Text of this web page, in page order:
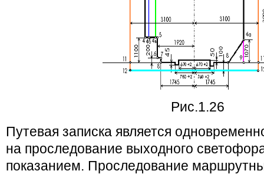
Рис.1.26
Путевая записка является
на проследование выходного
показанием. Проследование